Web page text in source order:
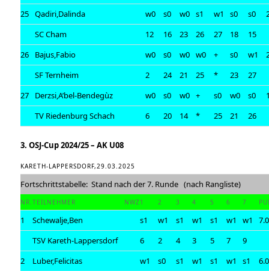
25 Qadiri,Dalinda w0 s0 w0 s1 w1 s0 s0
SC Cham
12 16 23 26 27 18
15
26
Bajus,Fabio w0 s0 w0 w0 + s0 w1
SF Ternheim
2 24 21 25 * 23
27
27
Derzsi,A’bel-Bendegùz w0 s0 w0 + s0 w0 s0
TV Riedenburg Schach
6 20 14 * 25 21 26
3. OSJ-Cup 2024/25 – AK U08
KARETH-LAPPERSDORF,29.03.2025
Fortschrittstabelle: Stand nach der 7. Runde (nach Rangliste)
NR.TEILNEHMER NWZ1 2 3 4 5 6 7
1 Schewalje,Ben s1 w1 s1 w1 s1 w1 w1
7.0
TSV Kareth-Lappersdorf
6 2 4 3 5 7
9
2
Luber,Felicitas w1 s0 s1 w1 s1 w1 s1
6.0